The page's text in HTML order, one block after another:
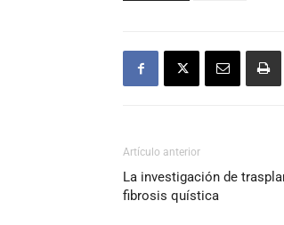
Artículo anterior
La investigación de
fibrosis quística